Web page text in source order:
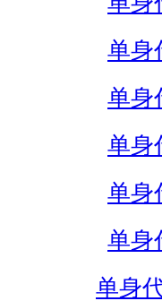
单身
单身
单身
单身
单身
单身